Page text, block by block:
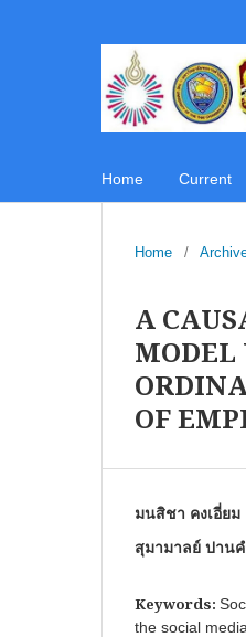
Home Current
Home /
A
MODEL
OF
มนสิชา คงเอี่ยม
สุมามาลย์ ปานค
Keywords:
the social